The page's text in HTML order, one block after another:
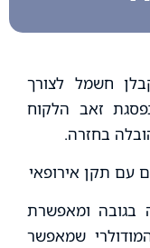
ע״י קבלן חשמל לצורך
זאב הלקוח
בחזרה.
עם תקן אירופאי
בגובה ומאפשרת
שמאפשר